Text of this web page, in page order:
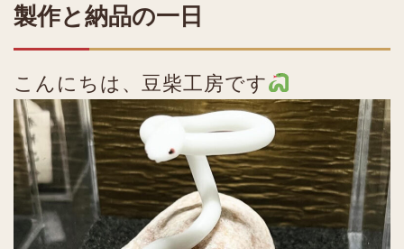
製作と納品の一日
こんにちは、豆柴工房です